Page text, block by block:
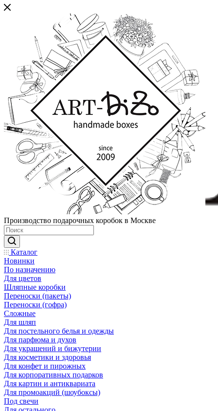
Производство подарочных коробок в Москве
Каталог
Новинки
По назначению
Для цветов
Шляпные коробки
Переноски (пакеты)
Переноски (гофра)
Сложные
Для шляп
Для постельного белья и одежды
Для парфюма и духов
Для украшений и бижутерии
Для косметики и здоровья
Для конфет и пирожных
Для корпоративных подарков
Для картин и антиквариата
Для промоакций (шоубоксы)
Под свечи